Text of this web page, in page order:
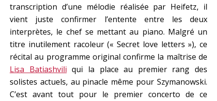
transcription d’une mélodie réalisée par Heifetz, il
vient juste confirmer l’entente entre les deux
interprètes, le chef se mettant au piano. Malgré un
titre inutilement racoleur (« Secret love letters »), ce
récital au programme original confirme la maîtrise de
Lisa Batiashvili qui la place au premier rang des
solistes actuels, au pinacle même pour Szymanowski.
C’est avant tout pour le premier concerto de ce